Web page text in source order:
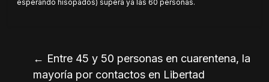
esperando hisopados) supera ya las 60 personas.
← Entre 45 y 50 personas en cuarentena, la
mayoría por contactos en Libertad